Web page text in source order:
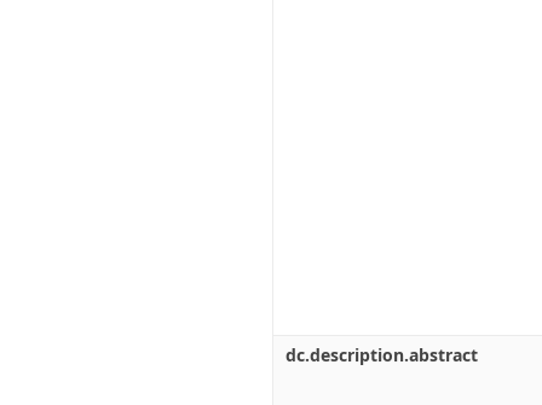
dc.description.abstract